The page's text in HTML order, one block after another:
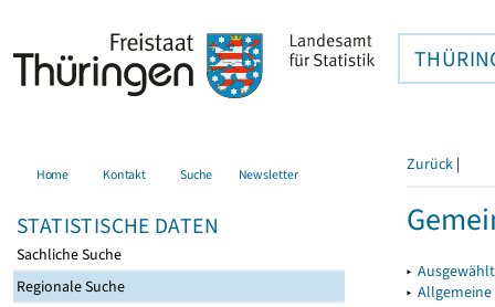
Home Kontakt Suche Newsletter
STATISTISCHE DATEN
Sachliche Suche
Regionale Suche
Zurück |
▸
▸